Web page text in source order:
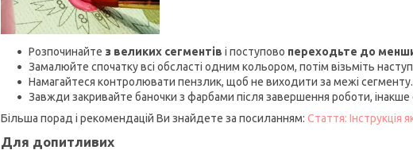
Розпочинайте з великих сегментів і поступово переходьте до
Замалюйте спочатку всі обсласті одним кольором, потім візьміть
Намагайтеся контролювати пензлик, щоб не виходити за межі сегменту.
Завжди закривайте баночки з фарбами після завершення роботи,
Більша порад і рекомендацій Ви знайдете за посиланням: Стаття:
Для допитливих